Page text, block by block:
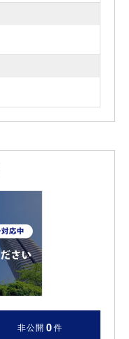
非公開 0 件